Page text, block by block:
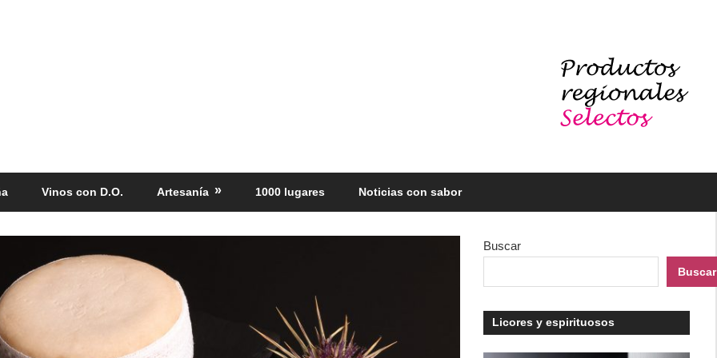
Vinos con D.O. Artesanía 1000 lugares Noticias con sabor
Buscar
Buscar
Licores y espirituosos